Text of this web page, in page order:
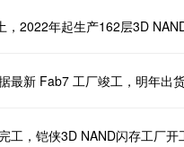
，2022年起生产162层3D
最新 Fab7 工厂竣工，明年出
工，铠侠3D NAND闪存工厂开